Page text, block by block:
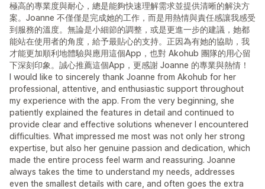
極高的專業度與耐心，總是能夠快速理解需求並提供清晰的解決方
案。Joanne 不僅僅是完成她的工作，而是用熱情與責任感讓我感受
到服務的溫度。無論是小細節的調整，或是更進一步的建議，她都
能站在使用者的角度，給予最貼心的支持。正因為有她的協助，我
才能更加順利地體驗與應用這個App，也對 Akohub 團隊的用心留
下深刻印象。誠心推薦這個App，更感謝 Joanne 的專業與熱情！
I would like to sincerely thank Joanne from Akohub for her
professional, attentive, and enthusiastic support throughout
my experience with the app. From the very beginning, she
patiently explained the features in detail and continued to
provide clear and effective solutions whenever I encountered
difficulties. What impressed me most was not only her strong
expertise, but also her genuine passion and dedication, which
made the entire process feel warm and reassuring. Joanne
always takes the time to understand my needs, addresses
even the smallest details with care, and often goes the extra